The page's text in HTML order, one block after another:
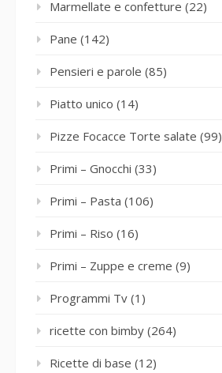
Marmellate e confetture (22)
Pane (142)
Pensieri e parole (85)
Piatto unico (14)
Pizze Focacce Torte salate (99)
Primi – Gnocchi (33)
Primi – Pasta (106)
Primi – Riso (16)
Primi – Zuppe e creme (9)
Programmi Tv (1)
ricette con bimby (264)
Ricette di base (12)